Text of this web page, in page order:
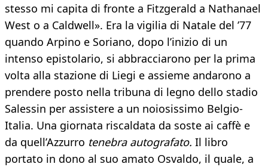
stesso mi capita di fronte a Fitzgerald a Nathanael
West o a Caldwell». Era la vigilia di Natale del ’77
quando Arpino e Soriano, dopo l’inizio di un
intenso epistolario, si abbracciarono per la prima
volta alla stazione di Liegi e assieme andarono a
prendere posto nella tribuna di legno dello stadio
Salessin per assistere a un noiosissimo Belgio-
Italia. Una giornata riscaldata da soste ai caffè e
da quell’Azzurro tenebra autografato. Il libro
portato in dono al suo amato Osvaldo, il quale, a